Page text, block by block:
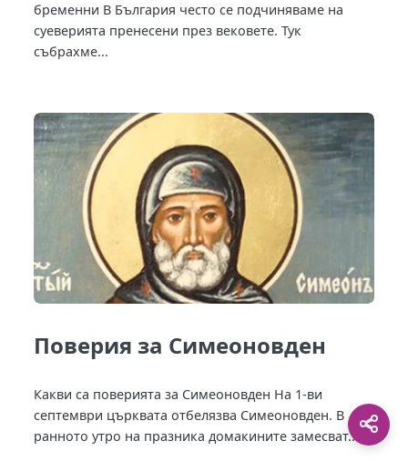
бременни В България често се подчиняваме на
суеверията пренесени през вековете. Тук
събрахме...
Поверия за Симеоновден
Какви са поверията за Симеоновден На 1-ви
септември църквата отбелязва Симеоновден. В
ранното утро на празника домакините замесват...